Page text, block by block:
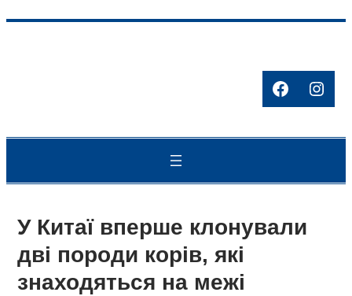
Facebook
У Китаї вперше клонували
дві породи корів, які
знаходяться на межі